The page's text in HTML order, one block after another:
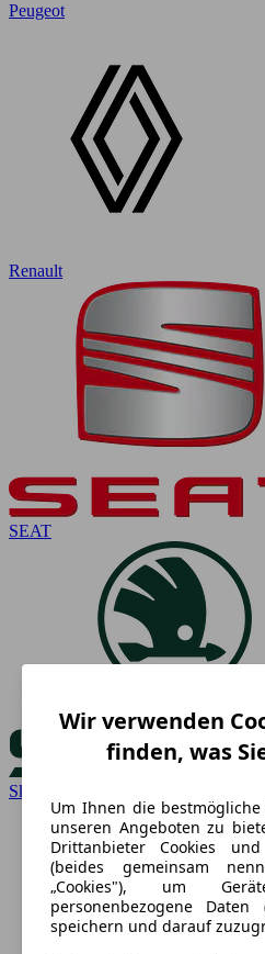
Peugeot
Renault
SEAT
Skoda
Wir verwenden
finden, was
Um Ihnen die
unseren Angeboten zu
Drittanbieter Cookies
(beides gemeinsam
„Cookies"), um
personenbezogene
speichern und darauf